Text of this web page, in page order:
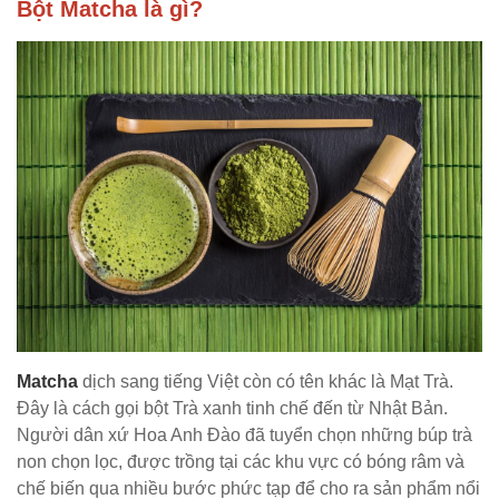
Bột Matcha là gì?
Matcha dịch sang tiếng Việt còn có tên khác là Mạt Trà.
Đây là cách gọi bột Trà xanh tinh chế đến từ Nhật Bản.
Người dân xứ Hoa Anh Đào đã tuyển chọn những búp trà
non chọn lọc, được trồng tại các khu vực có bóng râm và
chế biến qua nhiều bước phức tạp để cho ra sản phẩm nổi